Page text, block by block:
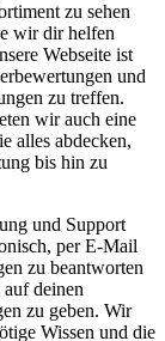
zu sehen
wir dir helfen
Webseite ist
und
zu treffen.
wir auch eine
alles abdecken,
bis hin zu
und Support
per E-Mail
zu beantworten
deinen
zu geben. Wir
Wissen und die